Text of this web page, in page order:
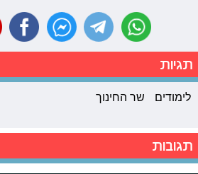
תגיות
לימודים שר החינוך
תגובות